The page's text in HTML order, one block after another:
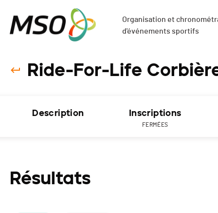
Organisation et
d'événements sportifs
Ride-For-Life
Description Inscriptions
FERMÉES
Résultats